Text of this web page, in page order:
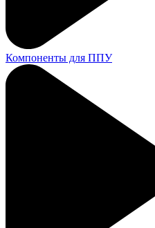
Компоненты для ППУ